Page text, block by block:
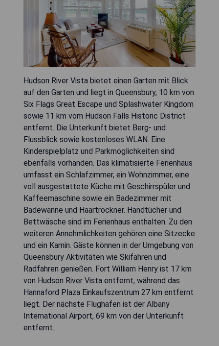
Hudson River Vista bietet einen Garten mit Blick
auf den Garten und liegt in Queensbury, 10 km von
Six Flags Great Escape und Splashwater Kingdom
sowie 11 km vom Hudson Falls Historic District
entfernt. Die Unterkunft bietet Berg- und
Flussblick sowie kostenloses WLAN. Eine
Kinderspielplatz und Parkmöglichkeiten sind
ebenfalls vorhanden. Das klimatisierte Ferienhaus
umfasst ein Schlafzimmer, ein Wohnzimmer, eine
voll ausgestattete Küche mit Geschirrspüler und
Kaffeemaschine sowie ein Badezimmer mit
Badewanne und Haartrockner. Handtücher und
Bettwäsche sind im Ferienhaus enthalten. Zu den
weiteren Annehmlichkeiten gehören eine Sitzecke
und ein Kamin. Gäste können in der Umgebung von
Queensbury Aktivitäten wie Skifahren und
Radfahren genießen. Fort William Henry ist 17 km
von Hudson River Vista entfernt, während das
Hannaford Plaza Einkaufszentrum 27 km entfernt
liegt. Der nächste Flughafen ist der Albany
International Airport, 69 km von der Unterkunft
entfernt.